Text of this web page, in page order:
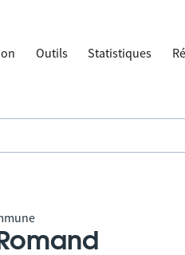
Outils Statistiques